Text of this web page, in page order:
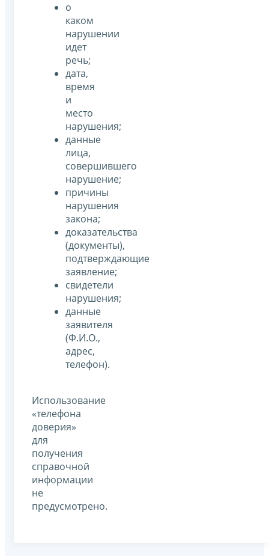
о
каком
нарушении
идет
речь;
дата,
время
и
место
нарушения;
данные
лица,
совершившего
нарушение;
причины
нарушения
закона;
доказательства
(документы),
подтверждающие
заявление;
свидетели
нарушения;
данные
заявителя
(Ф.И.О.,
адрес,
телефон).
Использование
«телефона
доверия»
для
получения
справочной
информации
не
предусмотрено.